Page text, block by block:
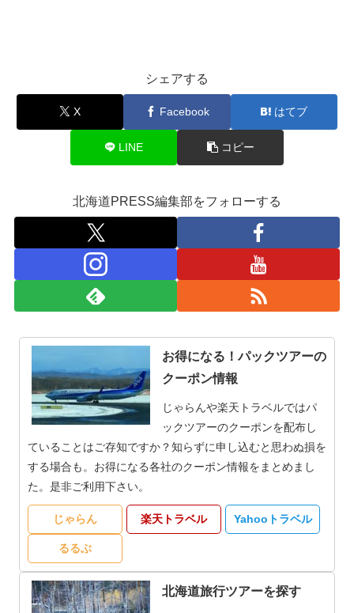
シェアする
X Facebook はてブ
LINE コピー
北海道PRESS編集部をフォローする
お得になる！パックツアーの
クーポン情報
じゃらんや楽天トラベルではパ
ックツアーのクーポンを配布し
ていることはご存知ですか？知らずに申し込むと思わぬ損を
する場合も。お得になる各社のクーポン情報をまとめまし
た。是非ご利用下さい。
じゃらん 楽天トラベル Yahooトラベル
るるぶ
北海道旅行ツアーを探す